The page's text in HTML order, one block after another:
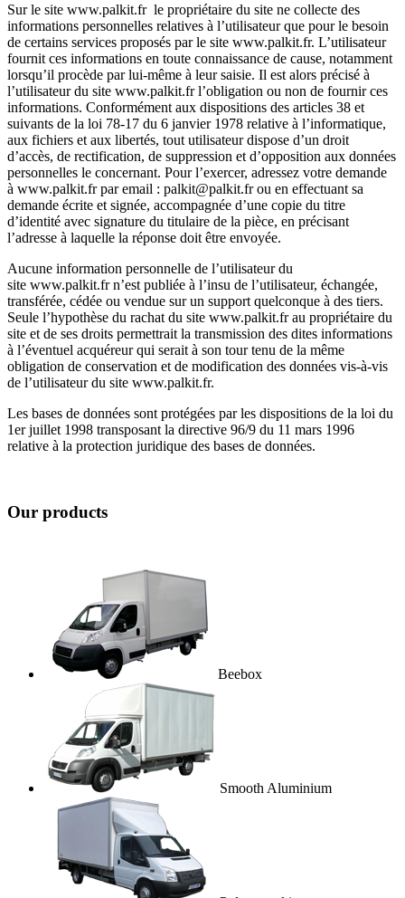
Sur le site www.palkit.frle propriétaire du site ne collecte des
informations personnelles relatives à l’utilisateur que pour le besoin
de certains services proposés par le site www.palkit.fr. L’utilisateur
fournit ces informations en toute connaissance de cause, notamment
lorsqu’il procède par lui-même à leur saisie. Il est alors précisé à
l’utilisateur du site www.palkit.frl’obligation ou non de fournir ces
informations. Conformément aux dispositions des articles 38 et
suivants de la loi 78-17 du 6 janvier 1978 relative à l’informatique,
aux fichiers et aux libertés, tout utilisateur dispose d’un droit
d’accès, de rectification, de suppression et d’opposition aux données
personnelles le concernant. Pour l’exercer, adressez votre demande
à www.palkit.frpar email : palkit@palkit.frou en effectuant sa
demande écrite et signée, accompagnée d’une copie du titre
d’identité avec signature du titulaire de la pièce, en précisant
l’adresse à laquelle la réponse doit être envoyée.
Aucune information personnelle de l’utilisateur du
site www.palkit.frn’est publiée à l’insu de l’utilisateur, échangée,
transférée, cédée ou vendue sur un support quelconque à des tiers.
Seule l’hypothèse du rachat du site www.palkit.frau propriétaire du
site et de ses droits permettrait la transmission des dites informations
à l’éventuel acquéreur qui serait à son tour tenu de la même
obligation de conservation et de modification des données vis-à-vis
de l’utilisateur du site www.palkit.fr.
Les bases de données sont protégées par les dispositions de la loi du
1er juillet 1998 transposant la directive 96/9 du 11 mars 1996
relative à la protection juridique des bases de données.
Our products
Beebox
Smooth Aluminium